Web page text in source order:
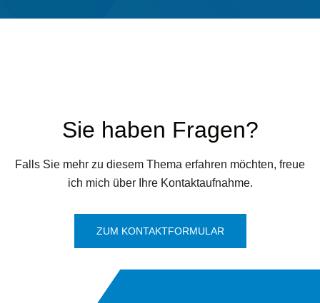
Sie haben Fragen?
Falls Sie mehr zu diesem Thema erfahren möchten, freue
ich mich über Ihre Kontaktaufnahme.
ZUM KONTAKTFORMULAR